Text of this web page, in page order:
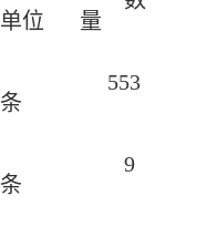
单位
量
条
553
条
9